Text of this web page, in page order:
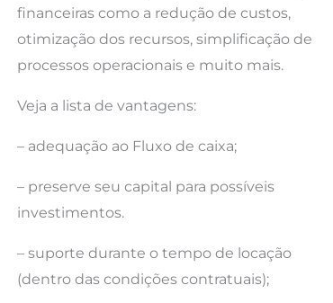
financeiras como a redução de custos,
otimização dos recursos, simplificação de
processos operacionais e muito mais.
Veja a lista de vantagens:
– adequação ao Fluxo de caixa;
– preserve seu capital para possíveis
investimentos.
– suporte durante o tempo de locação
(dentro das condições contratuais);